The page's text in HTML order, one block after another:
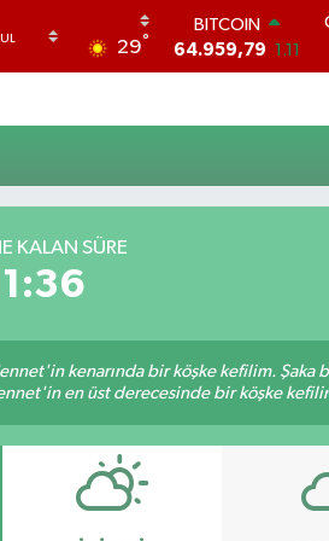
29°
BITCOIN
64.959,79 1.11
DOLAR
EURO
KALAN SÜRE
kenarında bir köşke kefilim.
en üst derecesinde bir köşke